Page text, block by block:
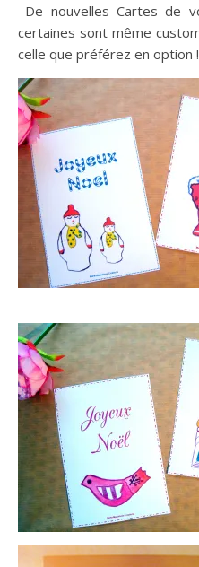
De nouvelles Cartes de
certaines sont même
celle que préférez en option !